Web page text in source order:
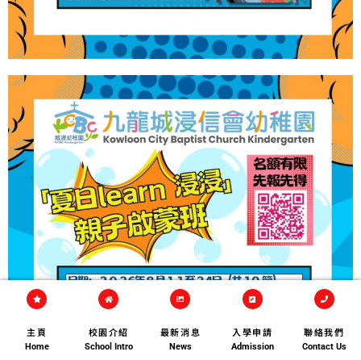
主頁
Home
校園介紹
School Intro
最新消息
News
入學申請
Admission
聯絡我們
Contact Us